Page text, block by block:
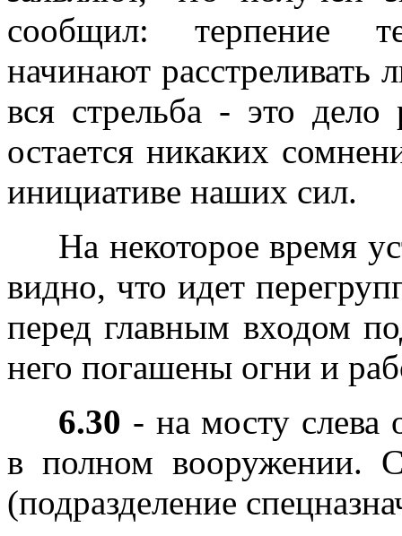
сообщил: терпение
начинают
вся стрельба - это
остается никаких
инициативе наших сил.
На некоторое время
видно, что идет
перед главным входом
него погашены огни и
6.30 - на мосту слева
в полном вооружении.
(подразделение